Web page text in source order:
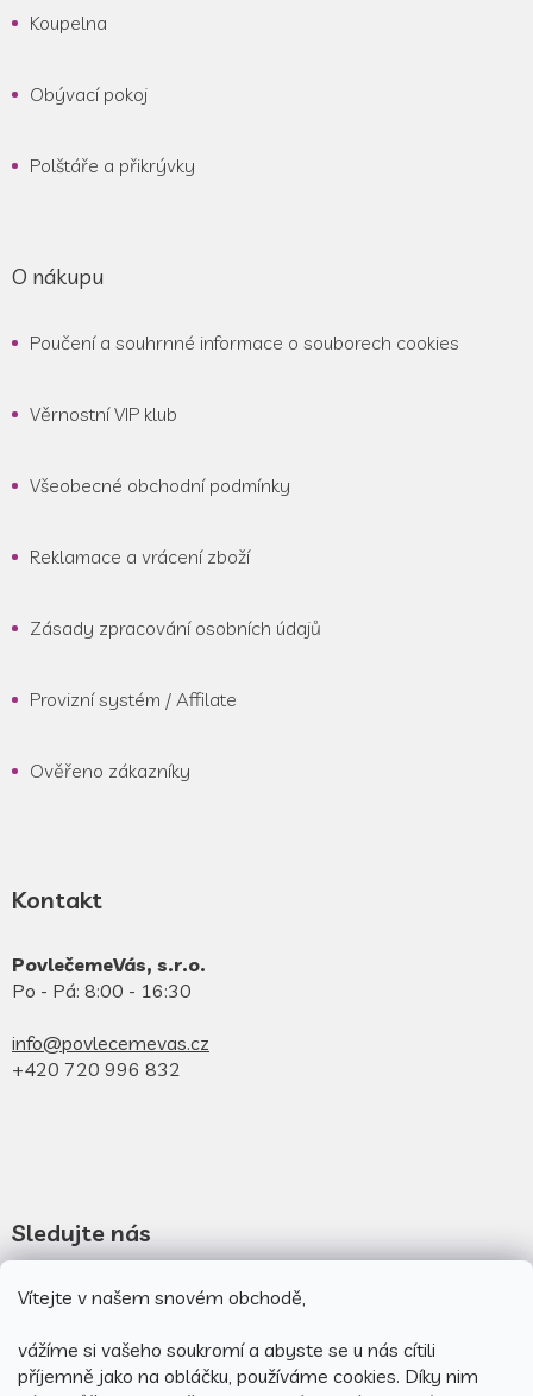
Vítejte v našem snovém obchodě,
vážíme si vašeho soukromí a abyste se u nás cítili
příjemně jako na obláčku, používáme cookies. Díky nim
Koupelna
Obývací pokoj
Polštáře a přikrývky
O nákupu
Poučení a souhrnné informace o souborech cookies
Věrnostní VIP klub
Všeobecné obchodní podmínky
Reklamace a vrácení zboží
Zásady zpracování osobních údajů
Provizní systém / Affilate
Ověřeno zákazníky
Kontakt
PovlečemeVás, s.r.o.
Po - Pá: 8:00 - 16:30
info@povlecemevas.cz
+420 720 996 832
Sledujte nás
Novinky na facebooku
Novinky na instagramu